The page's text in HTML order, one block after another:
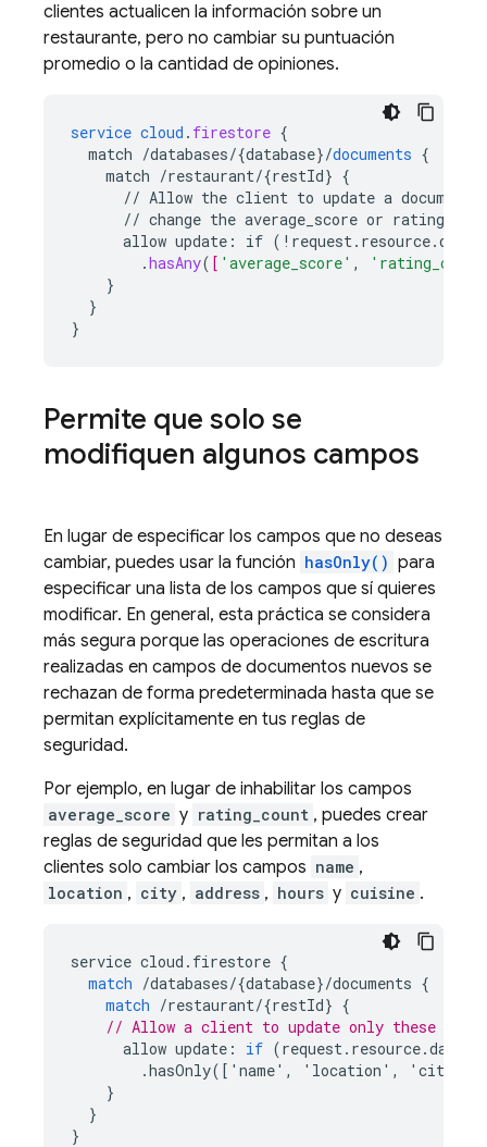
clientes actualicen la información sobre un
restaurante, pero no cambiar su puntuación
promedio o la cantidad de opiniones.
service cloud . firestore {
match /databases/{database}/documents {
match /restaurant/{restId} {
// Allow the client to update a document
// change the average_score or
allow update : if ( ! request. resource.data
.hasAny( [ 'average_score' ,
}
}
}
Permite que solo se
modifiquen algunos campos
En lugar de especificar los campos que no deseas
cambiar, puedes usar la función hasOnly() para
especificar una lista de los campos que sí quieres
modificar. En general, esta práctica se considera
más segura porque las operaciones de escritura
realizadas en campos de documentos nuevos se
rechazan de forma predeterminada hasta que se
permitan explícitamente en tus reglas de
seguridad.
Por ejemplo, en lugar de inhabilitar los campos
average_score y rating_count , puedes crear
reglas de seguridad que les permitan a los
clientes solo cambiar los campos name ,
location , city , address , hours y cuisine .
service cloud . firestore {
match /databases/{database}/documents {
match /restaurant/{restId} {
// Allow a client to update only these 6
allow update : if (request. resource.data
.hasOnly([ ' name' , ' location ' , ' city
}
}
}